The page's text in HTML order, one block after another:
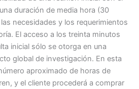
duración de media hora (30
necesidades y los requerimientos
El acceso a los treinta minutos
inicial sólo se otorga en una
global de investigación. En esta
aproximado de horas de
y el cliente procederá a comprar